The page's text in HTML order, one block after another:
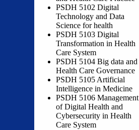
PSDH 5102 Digital
Technology and Data
Science for health
PSDH 5103 Digital
Transformation in Health
Care System
PSDH 5104 Big data and
Health Care Governance
PSDH 5105 Artificial
Intelligence in Medicine
PSDH 5106 Management
of Digital Health and
Cybersecurity in Health
Care System